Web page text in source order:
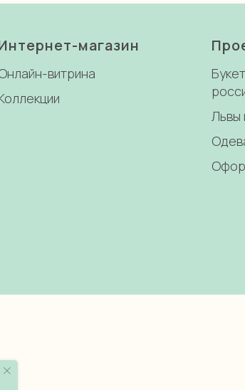
магазин
витрина
Львы